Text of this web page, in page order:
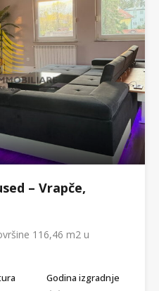
– Vrapče,
116,46 m2 u
Godina izgradnje